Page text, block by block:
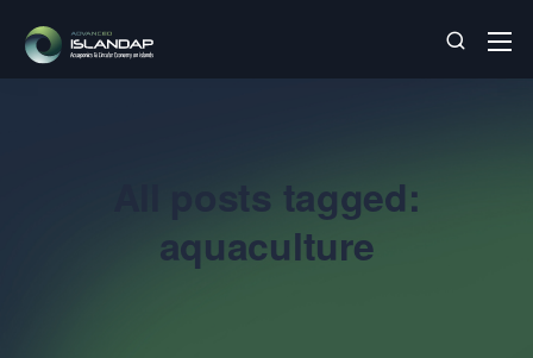
All posts tagged:
aquaculture